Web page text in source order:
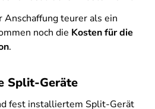
Anschaffung teurer als ein
noch die Kosten für die
.
Split-Geräte
fest installiertem Split-Gerät